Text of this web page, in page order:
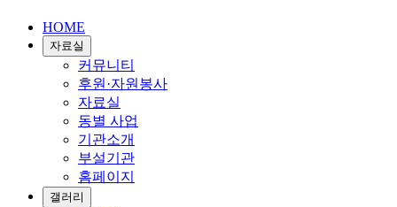
HOME
자료실
커뮤니티
후원·자원봉사
자료실
동별 사업
기관소개
부설기관
홈페이지
갤러리